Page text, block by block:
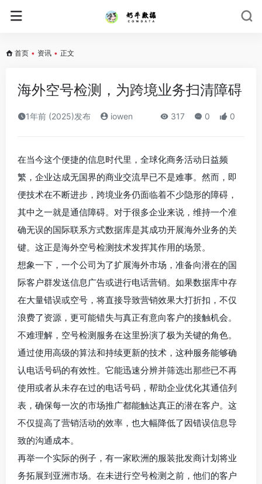
首页 • 资讯 • 正文
海外空号检测，为跨境业务扫清障碍​
1年前 (2025)发布 iowen 317 0 0
在当今这个便捷的信息时代里，全球化商务活动日益频
繁，企业达成无国界的商业交流早已不是难事。然而，即
便技术在不断进步，跨境业务仍面临着不少隐形的障碍，
其中之一就是通信障碍。对于很多企业来说，维持一个准
确无误的国际联系方式数据库是其成功开展海外业务的关
键。这正是海外空号检测技术发挥其作用的场景。
想象一下，一个公司为了扩展海外市场，准备向潜在的国
际客户群发送信息广告或进行电话营销。如果数据库中存
在大量错误或空号，将直接导致营销效果大打折扣，不仅
浪费了资源，更可能错失与真正有意向客户的接触机会。
不难理解，空号检测服务在这里扮演了极为关键的角色。
通过使用高级的算法和持续更新的技术，这种服务能够确
认电话号码的有效性。它能迅速分辨并筛选出那些已不再
使用或者从未存在过的电话号码，帮助企业优化其通信列
表，确保每一次的市场推广都能触达真正的潜在客户。这
不仅提高了营销活动的效率，也大幅降低了因错误信息导
致的沟通成本。
再举一个实际的例子，有一家欧洲的服装批发商计划将业
务拓展到亚洲市场。在未进行空号检测之前，他们的客户